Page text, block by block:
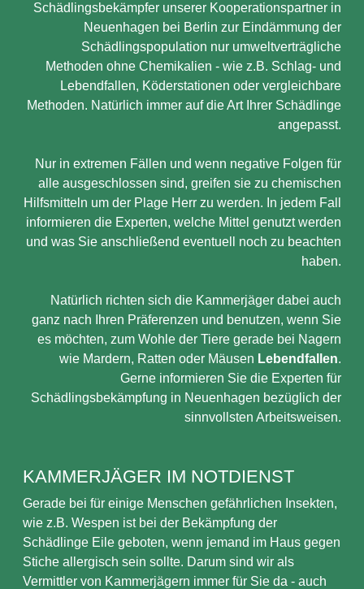
Schädlingsbekämpfer unserer Kooperationspartner in
Neuenhagen bei Berlin zur Eindämmung der
Schädlingspopulation nur umweltverträgliche
Methoden ohne Chemikalien - wie z.B. Schlag- und
Lebendfallen, Köderstationen oder vergleichbare
Methoden. Natürlich immer auf die Art Ihrer Schädlinge
angepasst.
Nur in extremen Fällen und wenn negative Folgen für
alle ausgeschlossen sind, greifen sie zu chemischen
Hilfsmitteln um der Plage Herr zu werden. In jedem Fall
informieren die Experten, welche Mittel genutzt werden
und was Sie anschließend eventuell noch zu beachten
haben.
Natürlich richten sich die Kammerjäger dabei auch
ganz nach Ihren Präferenzen und benutzen, wenn Sie
es möchten, zum Wohle der Tiere gerade bei Nagern
wie Mardern, Ratten oder Mäusen Lebendfallen.
Gerne informieren Sie die Experten für
Schädlingsbekämpfung in Neuenhagen bezüglich der
sinnvollsten Arbeitsweisen.
KAMMERJÄGER IM NOTDIENST
Gerade bei für einige Menschen gefährlichen Insekten,
wie z.B. Wespen ist bei der Bekämpfung der
Schädlinge Eile geboten, wenn jemand im Haus gegen
Stiche allergisch sein sollte. Darum sind wir als
Vermittler von Kammerjägern immer für Sie da - auch